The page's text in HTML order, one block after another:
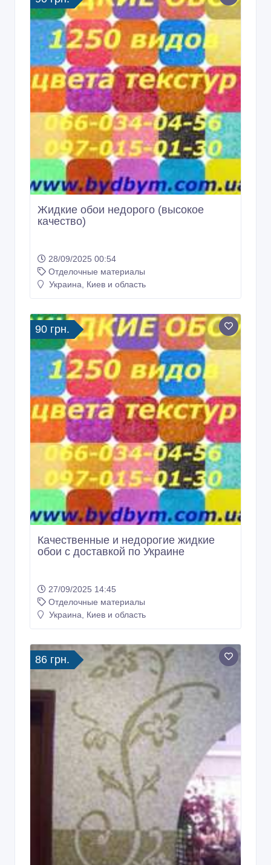
Жидкие обои недорого (высокое
качество)
28/09/2025 00:54
Отделочные материалы
Украина, Киев и область
90 грн.
Качественные и недорогие жидкие
обои с доставкой по Украине
27/09/2025 14:45
Отделочные материалы
Украина, Киев и область
86 грн.